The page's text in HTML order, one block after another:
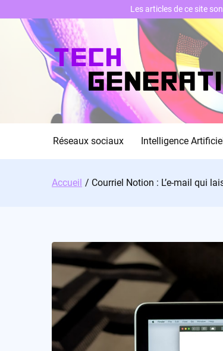
Réseaux sociaux Intelligence
Accueil Courriel Notion : L’e-mail qui
Les articles de ce site